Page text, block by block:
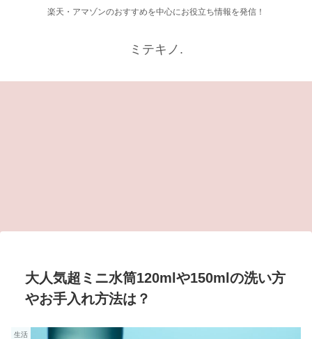
楽天・アマゾンのおすすめを中心にお役立ち情報を発信！
ミテキノ.
大人気超ミニ水筒120mlや150mlの洗い方
やお手入れ方法は？
生活